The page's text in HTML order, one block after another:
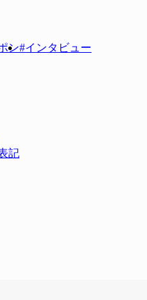
ン#インタビュー
記